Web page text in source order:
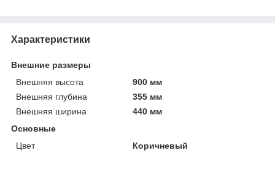
Характеристики
Внешние размеры
Внешняя высота
900 мм
Внешняя глубина
355 мм
Внешняя ширина
440 мм
Основные
Цвет
Коричневый